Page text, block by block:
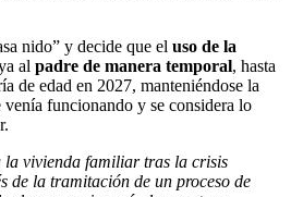
nido” y decide que el uso de la
al padre de manera temporal, hasta
de edad en 2027, manteniéndose la
funcionando y se considera lo
la vivienda familiar tras la crisis
de la tramitación de un proceso de